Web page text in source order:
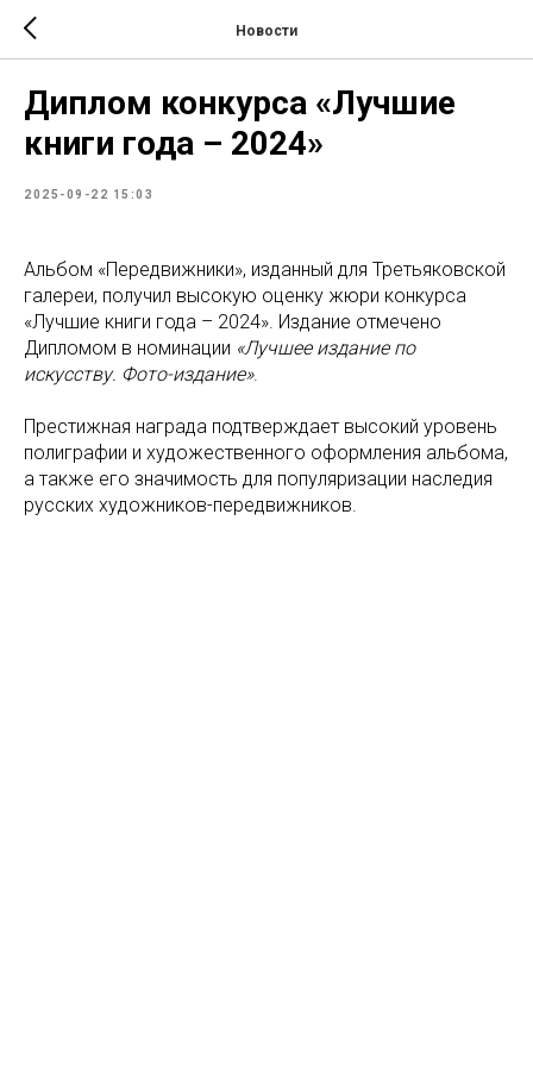
Новости
Диплом конкурса «Лучшие
книги года – 2024»
2025-09-22 15:03
Альбом «Передвижники», изданный для Третьяковской
галереи, получил высокую оценку жюри конкурса
«Лучшие книги года – 2024». Издание отмечено
Дипломом в номинации «Лучшее издание по
искусству. Фото-издание».
Престижная награда подтверждает высокий уровень
полиграфии и художественного оформления альбома,
а также его значимость для популяризации наследия
русских художников-передвижников.